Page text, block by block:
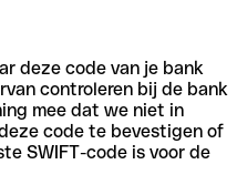
deze code van je bank
controleren bij de bank
mee dat we niet in
code te bevestigen of
SWIFT-code is voor de